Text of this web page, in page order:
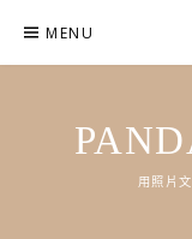
content
MENU
用照片